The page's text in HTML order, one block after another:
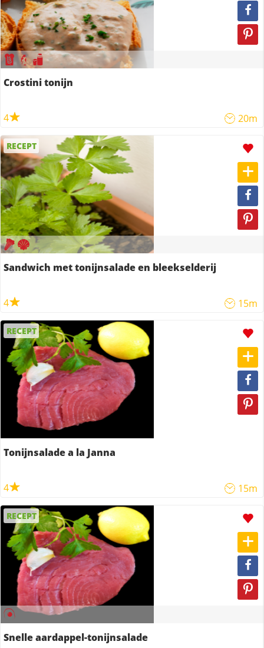
Crostini tonijn
4 20m
RECEPT
Sandwich met tonijnsalade en bleekselderij
4 15m
RECEPT
Tonijnsalade a la Janna
4 15m
RECEPT
Snelle aardappel-tonijnsalade